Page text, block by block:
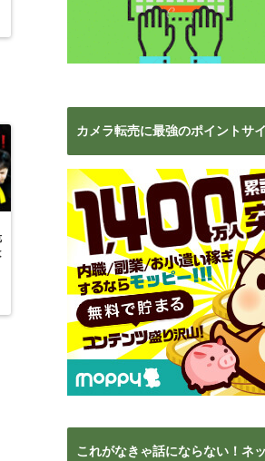
カメラ転売に最強のポイントサ
これがなきゃ話にならない！ネ